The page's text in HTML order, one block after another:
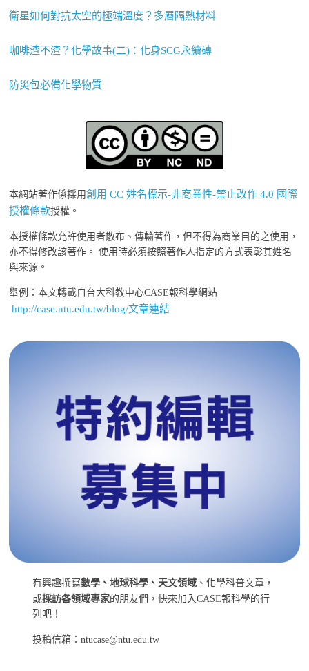
衛星如何對抗太空的極端溫度？多層隔熱材料
咖啡渣不渣？化學故事(二)：化身SCG永續磚
防災包必備化學物質
本網站著作係採用創用 CC 姓名標示-非商業性-禁止改作 4.0 國際
授權條款授權。
本授權條款允許使用者散布、傳輸著作，但不得為商業目的之使用，
亦不得修改該著作。 使用時必須按照著作人指定的方式表彰其姓名
與來源。
舉例：本文轉載自台大科教中心CASE報科學網站
http://case.ntu.edu.tw/blog/文章連結
有興趣撰寫數學、地球科學、天文領域 、化學科普文章，
或採訪各領域專家的朋友們，快來加入CASE報科學的行
列吧！
投稿信箱：ntucase@ntu.edu.tw